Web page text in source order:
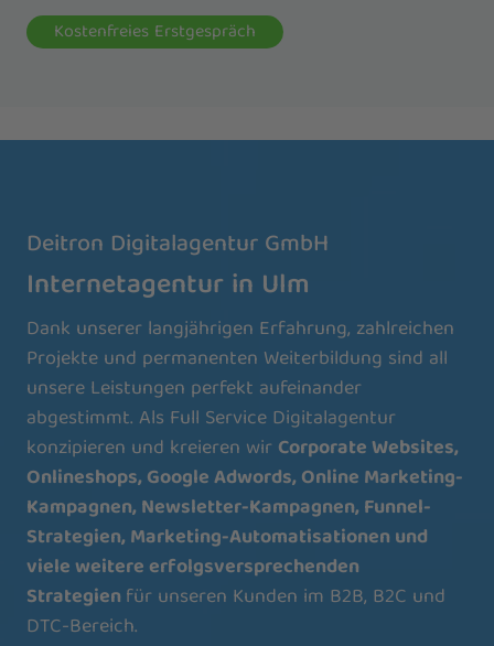
Kostenfreies Erstgespräch
Deitron Digitalagentur GmbH
Internetagentur in Ulm
Dank unserer langjährigen Erfahrung, zahlreichen
Projekte und permanenten Weiterbildung sind all
unsere Leistungen perfekt aufeinander
abgestimmt. Als Full Service Digitalagentur
konzipieren und kreieren wirCorporate Websites,
Onlineshops, Google Adwords,Online Marketing-
Kampagnen, Newsletter-Kampagnen, Funnel-
Strategien, Marketing-Automatisationen und
viele weitere erfolgsversprechenden
Strategienfür unseren Kunden im B2B, B2C und
DTC-Bereich.